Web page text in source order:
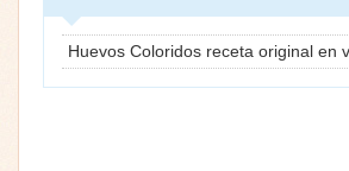
Huevos Coloridos receta original en